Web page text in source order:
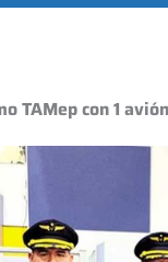
TAMep con 1